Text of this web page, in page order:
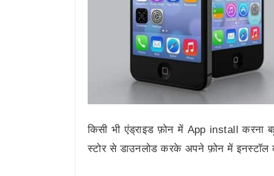
किसी भी एंड्राइड फ़ोन में App install करना
स्टोर से डाउनलोड करके अपने फ़ोन में